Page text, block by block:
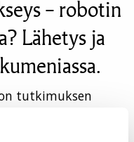
– robotin
Lähetys ja
tutkimuksen